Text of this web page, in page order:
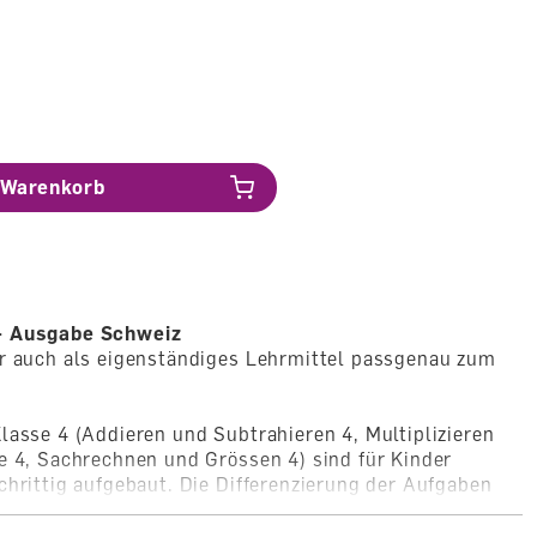
Schweiz
auch als eigenständiges Lehrmittel passgenau zum
4 (Addieren und Subtrahieren 4, Multiplizieren
4, Sachrechnen und Grössen 4) sind für Kinder
aufgebaut. Die Differenzierung der Aufgaben
es möglich, dass alle Kinder gleichermassen - egal